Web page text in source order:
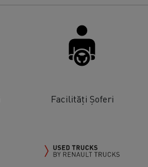
Facilități Șoferi